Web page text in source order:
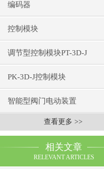
编码器
控制模块
调节型控制模块PT-3D-J
PK-3D-J控制模块
智能型阀门电动装置
查看更多 >>
相关文章
RELEVANT ARTICLES